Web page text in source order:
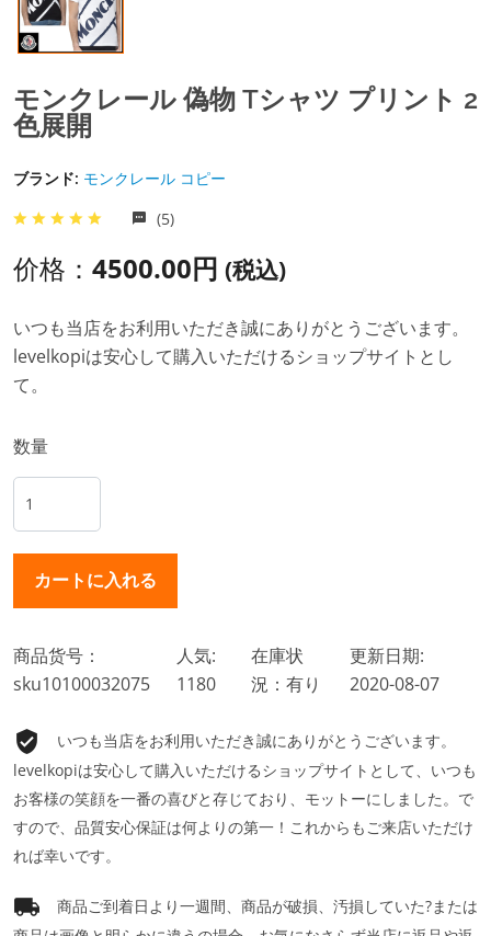
モンクレール 偽物 Tシャツ プリント 2
色展開
ブランド: モンクレール コピー
(5)
价格： 4500.00円 (税込)
いつも当店をお利用いただき誠にありがとうございます。
levelkopiは安心して購入いただけるショップサイトとし
て。
数量
商品货号：
sku10100032075
人気:
1180
在庫状
況：有り
更新日期:
2020-08-07
いつも当店をお利用いただき誠にありがとうございます。
levelkopiは安心して購入いただけるショップサイトとして、いつも
お客様の笑顔を一番の喜びと存じており、モットーにしました。で
すので、品質安心保証は何よりの第一！これからもご来店いただけ
れば幸いです。
商品ご到着日より一週間、商品が破損、汚損していた?または